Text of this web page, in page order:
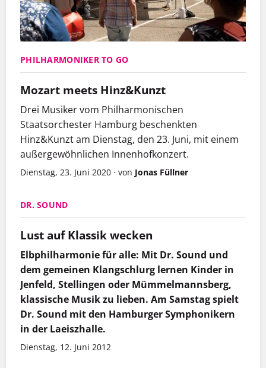
PHILHARMONIKER TO GO
Mozart meets Hinz&Kunzt
Drei Musiker vom Philharmonischen
Staatsorchester Hamburg beschenkten
Hinz&Kunzt am Dienstag, den 23. Juni, mit einem
außergewöhnlichen Innenhofkonzert.
Dienstag, 23. Juni 2020 · von Jonas Füllner
DR. SOUND
Lust auf Klassik wecken
Elbphilharmonie für alle: Mit Dr. Sound und
dem gemeinen Klangschlurg lernen Kinder in
Jenfeld, Stellingen oder Mümmelmannsberg,
klassische Musik zu lieben. Am Samstag spielt
Dr. Sound mit den Hamburger Symphonikern
in der Laeiszhalle.
Dienstag, 12. Juni 2012